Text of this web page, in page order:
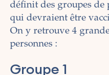
définit des groupes
qui devraient être
On y retrouve 4
personnes :
Groupe 1